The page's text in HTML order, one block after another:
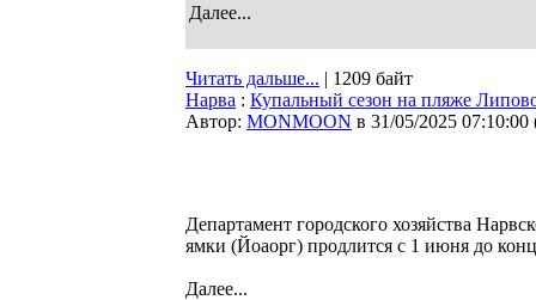
Далее...
Читать дальше... | 1209 байт
Нарва : Купальный сезон на пляже
Автор: MONMOON в 31/05/2025 07:10:00
Департамент городского хозяйства
ямки (Йоаорг) продлится с 1 июня до
Далее...